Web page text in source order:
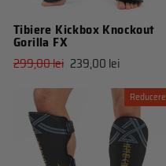
Tibiere Kickbox Knockout
Gorilla FX
Pret
299,00 lei Pret
vanzare
239,00 lei
Reducere